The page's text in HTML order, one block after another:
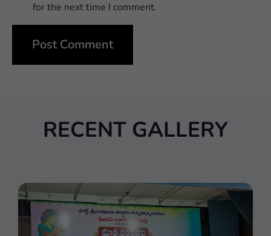
for the next time I comment.
RECENT GALLERY